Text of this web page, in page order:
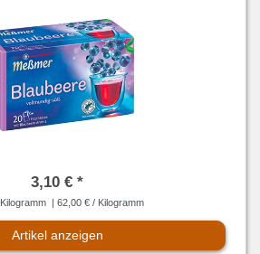
3,10 € *
Kilogramm | 62,00 € / Kilogramm
Artikel anzeigen